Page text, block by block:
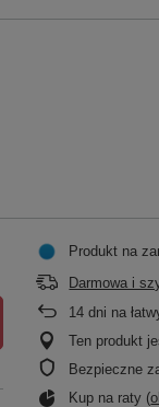
Produkt na
Darmowa i
14 dni na
Ten produkt
Bezpieczne
Kup na raty (